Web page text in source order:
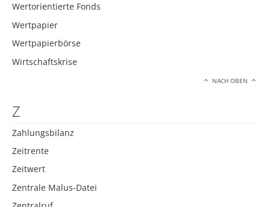
Wertorientierte Fonds
Wertpapier
Wertpapierbörse
Wirtschaftskrise
NACH OBEN
Z
Zahlungsbilanz
Zeitrente
Zeitwert
Zentrale Malus-Datei